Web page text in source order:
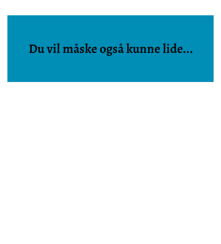
Du vil måske også kunne lide...